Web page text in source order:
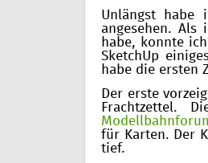
Unlängst habe
angesehen. Als
habe, konnte
SketchUp
habe die ersten
Der erste
Frachtzettel.
für Karten. Der
tief.